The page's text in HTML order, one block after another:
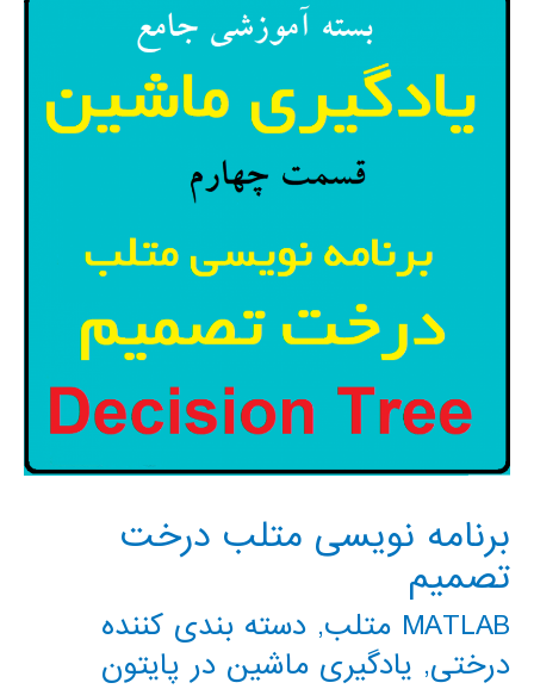
برنامه نویسی متلب درخت
تصمیم
MATLAB متلب , دسته بندی کننده
درختی, یادگیری ماشین در پایتون